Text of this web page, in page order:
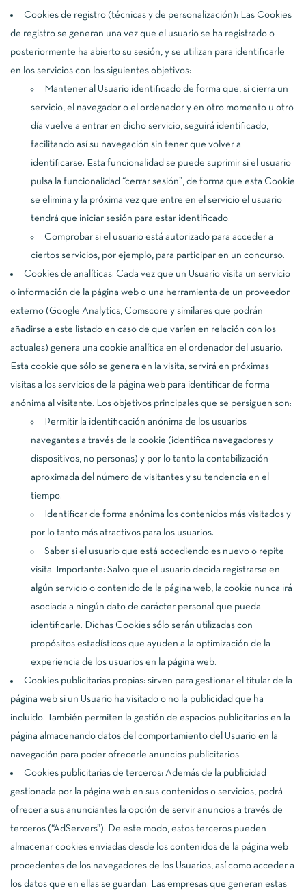
Cookies de registro (técnicas y de personalización): Las Cookies
de registro se generan una vez que el usuario se ha registrado o
posteriormente ha abierto su sesión, y se utilizan para identificarle
en los servicios con los siguientes objetivos:
Mantener al Usuario identificado de forma que, si cierra un
servicio, el navegador o el ordenador y en otro momento u otro
día vuelve a entrar en dicho servicio, seguirá identificado,
facilitando así su navegación sin tener que volver a
identificarse. Esta funcionalidad se puede suprimir si el usuario
pulsa la funcionalidad “cerrar sesión”, de forma que esta Cookie
se elimina y la próxima vez que entre en el servicio el usuario
tendrá que iniciar sesión para estar identificado.
Comprobar si el usuario está autorizado para acceder a
ciertos servicios, por ejemplo, para participar en un concurso.
Cookies de analíticas: Cada vez que un Usuario visita un servicio
o información de la página web o una herramienta de un proveedor
externo (Google Analytics, Comscore y similares que podrán
añadirse a este listado en caso de que varíen en relación con los
actuales) genera una cookie analítica en el ordenador del usuario.
Esta cookie que sólo se genera en la visita, servirá en próximas
visitas a los servicios de la página web para identificar de forma
anónima al visitante. Los objetivos principales que se persiguen son:
Permitir la identificación anónima de los usuarios
navegantes a través de la cookie (identifica navegadores y
dispositivos, no personas) y por lo tanto la contabilización
aproximada del número de visitantes y su tendencia en el
tiempo.
Identificar de forma anónima los contenidos más visitados y
por lo tanto más atractivos para los usuarios.
Saber si el usuario que está accediendo es nuevo o repite
visita. Importante: Salvo que el usuario decida registrarse en
algún servicio o contenido de la página web, la cookie nunca irá
asociada a ningún dato de carácter personal que pueda
identificarle. Dichas Cookies sólo serán utilizadas con
propósitos estadísticos que ayuden a la optimización de la
experiencia de los usuarios en la página web.
Cookies publicitarias propias: sirven para gestionar el titular de la
página web si un Usuario ha visitado o no la publicidad que ha
incluido. También permiten la gestión de espacios publicitarios en la
página almacenando datos del comportamiento del Usuario en la
navegación para poder ofrecerle anuncios publicitarios.
Cookies publicitarias de terceros: Además de la publicidad
gestionada por la página web en sus contenidos o servicios, podrá
ofrecer a sus anunciantes la opción de servir anuncios a través de
terceros (“AdServers”). De este modo, estos terceros pueden
almacenar cookies enviadas desde los contenidos de la página web
procedentes de los navegadores de los Usuarios, así como acceder a
los datos que en ellas se guardan. Las empresas que generan estas